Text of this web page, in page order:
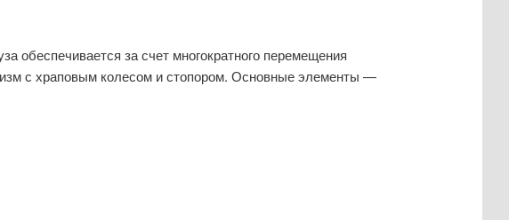
обеспечивается за счет многократного перемещения
с храповым колесом и стопором. Основные элементы —